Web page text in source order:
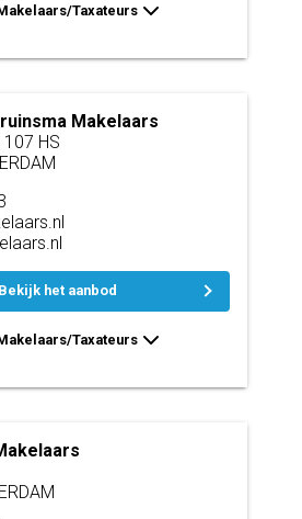
Taxateurs
Makelaars
HS
Bekijk het aanbod
Taxateurs